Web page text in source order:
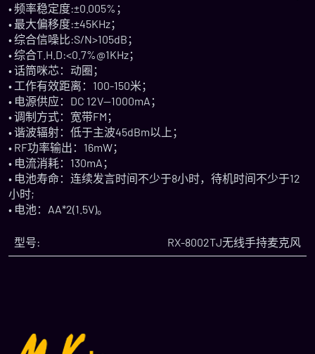
• 频率稳定度:±0.005%；
• 最大偏移度:±45KHz；
• 综合信噪比:S/N>105dB；
• 综合T.H.D:<0.7%@1KHz；
• 话筒咪芯：动圈；
• 工作有效距离：100-150米；
• 电源供应：DC 12V--1000mA；
• 调制方式：宽带FM；
• 谐波辐射：低于主波45dBm以上；
• RF功率输出：16mW；
• 电流消耗：130mA；
• 电池寿命：连续发言时间不少于8小时，待机时间不少于12
小时;
• 电池：AA*2(1.5V)。
型号: RX-8002TJ无线手持麦克风